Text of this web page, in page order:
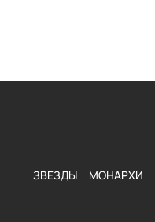
ЗВЕЗДЫ МОНАРХИ